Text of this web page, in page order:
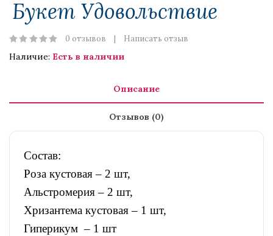
Букет Удовольствие
0 отзывов Написать отзыв
Наличие: Есть в наличии
Описание
Отзывов (0)
Состав:
Роза кустовая – 2 шт,
Альстромерия – 2 шт,
Хризантема кустовая – 1 шт,
Гиперикум – 1 шт